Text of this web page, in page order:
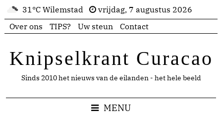
31°C Wilemstad
vrijdag, 7 augustus 2026
Over ons
TIPS? Uw steun Contact
Knipselkrant Curacao
Sinds 2010 het nieuws van de eilanden - het hele beeld
MENU